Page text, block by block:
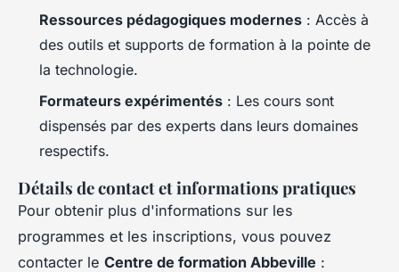
Ressources pédagogiques modernes : Accès à
des outils et supports de formation à la pointe de
la technologie.
Formateurs expérimentés : Les cours sont
dispensés par des experts dans leurs domaines
respectifs.
Détails de contact et informations pratiques
Pour obtenir plus d'informations sur les
programmes et les inscriptions, vous pouvez
contacter le Centre de formation Abbeville :